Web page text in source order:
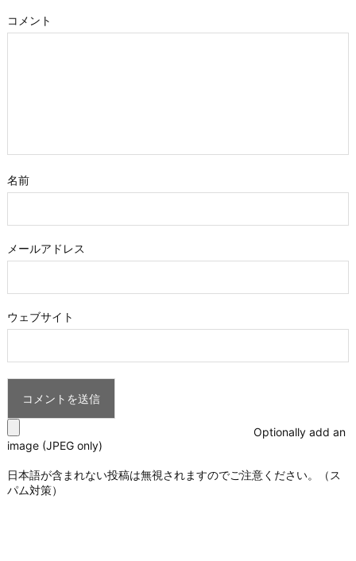
コメント
名前
メールアドレス
ウェブサイト
Optionally add an
image (JPEG only)
日本語が含まれない投稿は無視されますのでご注意ください。（ス
パム対策）